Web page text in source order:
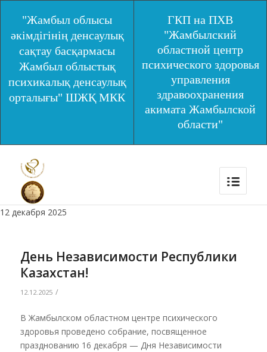
"Жамбыл облысы
әкімдігінің денсаулық
сақтау басқармасы
Жамбыл облыстық
психикалық денсаулық
орталығы" ШЖҚ МКК
ГКП на ПХВ
"Жамбылский
областной центр
психического здоровья
управления
здравоохранения
акимата Жамбылской
области"
12 декабря 2025
День Независимости Республики
Казахстан!
12.12.2025 /
В Жамбылском областном центре психического
здоровья проведено собрание, посвященное
празднованию 16 декабря — Дня Независимости